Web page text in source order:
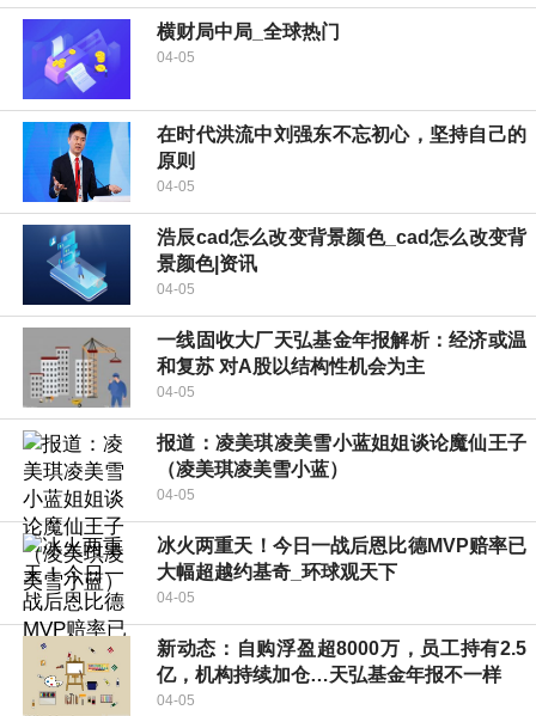
横财局中局_全球热门
04-05
在时代洪流中刘强东不忘初心，坚持自己的
原则
04-05
浩辰cad怎么改变背景颜色_cad怎么改变背
景颜色|资讯
04-05
一线固收大厂天弘基金年报解析：经济或温
和复苏 对A股以结构性机会为主
04-05
报道：凌美琪凌美雪小蓝姐姐谈论魔仙王子
（凌美琪凌美雪小蓝）
04-05
冰火两重天！今日一战后恩比德MVP赔率已
大幅超越约基奇_环球观天下
04-05
新动态：自购浮盈超8000万，员工持有2.5
亿，机构持续加仓…天弘基金年报不一样
04-05